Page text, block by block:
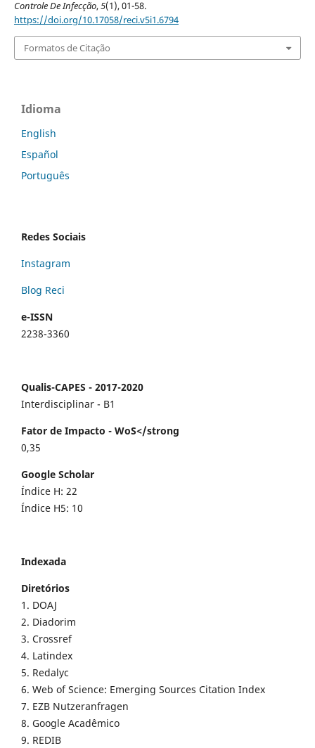
Controle De Infecção,5(1), 01-58.
https://doi.org/10.17058/reci.v5i1.6794
Formatos de Citação
Idioma
English
Español
Português
Redes Sociais
Instagram
Blog Reci
e-ISSN
2238-3360
Qualis-CAPES - 2017-2020
Interdisciplinar - B1
Fator de Impacto - WoS</strong
0,35
Google Scholar
Índice H: 22
Índice H5: 10
Indexada
Diretórios
1. DOAJ
2. Diadorim
3. Crossref
4. Latindex
5. Redalyc
6. Web of Science: Emerging Sources Citation Index
7. EZB Nutzeranfragen
8. Google Acadêmico
9. REDIB